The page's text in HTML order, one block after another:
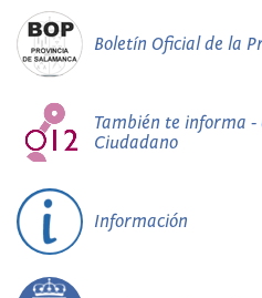
Boletín Oficial de la
También te informa -
Ciudadano
Información